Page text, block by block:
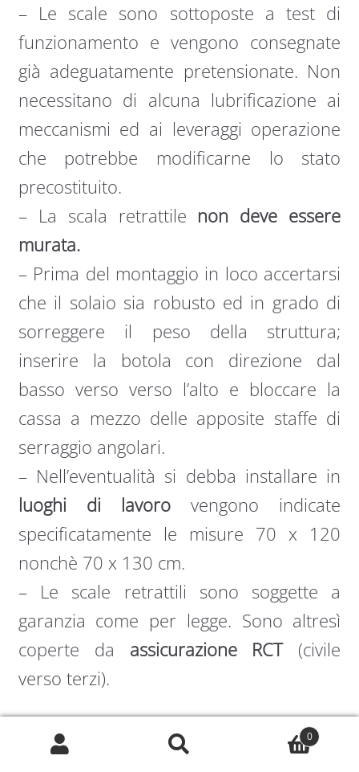
– Le scale sono sottoposte a test di
funzionamento e vengono consegnate
già adeguatamente pretensionate. Non
necessitano di alcuna lubrificazione ai
meccanismi ed ai leveraggi operazione
che potrebbe modificarne lo stato
precostituito.
– La scala retrattile non deve essere
murata.
– Prima del montaggio in loco accertarsi
che il solaio sia robusto ed in grado di
sorreggere il peso della struttura;
inserire la botola con direzione dal
basso verso verso l’alto e bloccare la
cassa a mezzo delle apposite staffe di
serraggio angolari.
– Nell’eventualità si debba installare in
luoghi di lavoro vengono indicate
specificatamente le misure 70 x 120
nonchè 70 x 130 cm.
– Le scale retrattili sono soggette a
garanzia come per legge. Sono altresì
coperte da assicurazione RCT(civile
verso terzi).
I solai in cemento non presentano
problemi. In caso di pavimento in legno,
0